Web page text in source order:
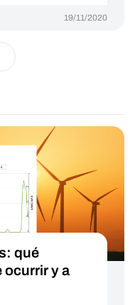
19/11/2020
qué
ocurrir y a